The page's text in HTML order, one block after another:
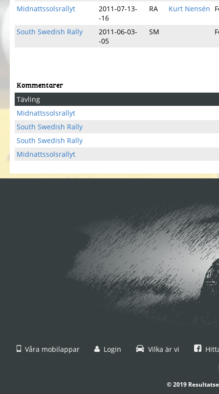
Midnattssolsrallyt
2011-07-13-
-16
RA Kurt Nensén
South Swedish Rally
2011-06-03-
-05
SM
Kommentarer
Tävling
Midnattssolsrallyt
South Swedish Rally
South Swedish Rally
Midnattssolsrallyt
Våra mobilappar Login Vilka är vi
© 2019